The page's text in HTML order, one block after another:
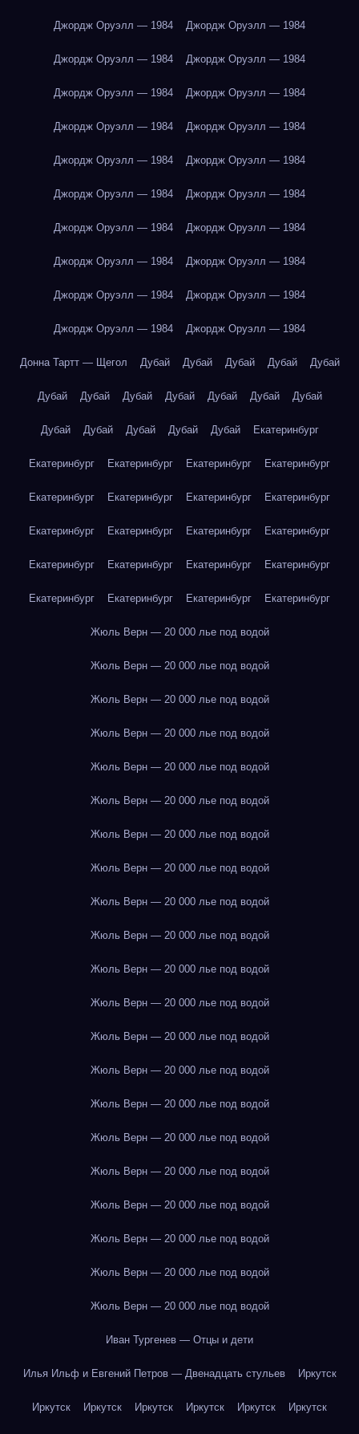
Джордж Оруэлл — 1984 Джордж Оруэлл — 1984
Джордж Оруэлл — 1984 Джордж Оруэлл — 1984
Джордж Оруэлл — 1984 Джордж Оруэлл — 1984
Джордж Оруэлл — 1984 Джордж Оруэлл — 1984
Джордж Оруэлл — 1984 Джордж Оруэлл — 1984
Джордж Оруэлл — 1984 Джордж Оруэлл — 1984
Джордж Оруэлл — 1984 Джордж Оруэлл — 1984
Джордж Оруэлл — 1984 Джордж Оруэлл — 1984
Джордж Оруэлл — 1984 Джордж Оруэлл — 1984
Джордж Оруэлл — 1984 Джордж Оруэлл — 1984
Донна Тартт — Щегол Дубай Дубай Дубай Дубай Дубай
Дубай Дубай Дубай Дубай Дубай Дубай Дубай
Дубай Дубай Дубай Дубай Дубай Екатеринбург
Екатеринбург Екатеринбург Екатеринбург Екатеринбург
Екатеринбург Екатеринбург Екатеринбург Екатеринбург
Екатеринбург Екатеринбург Екатеринбург Екатеринбург
Екатеринбург Екатеринбург Екатеринбург Екатеринбург
Екатеринбург Екатеринбург Екатеринбург Екатеринбург
Жюль Верн — 20 000 лье под водой
Жюль Верн — 20 000 лье под водой
Жюль Верн — 20 000 лье под водой
Жюль Верн — 20 000 лье под водой
Жюль Верн — 20 000 лье под водой
Жюль Верн — 20 000 лье под водой
Жюль Верн — 20 000 лье под водой
Жюль Верн — 20 000 лье под водой
Жюль Верн — 20 000 лье под водой
Жюль Верн — 20 000 лье под водой
Жюль Верн — 20 000 лье под водой
Жюль Верн — 20 000 лье под водой
Жюль Верн — 20 000 лье под водой
Жюль Верн — 20 000 лье под водой
Жюль Верн — 20 000 лье под водой
Жюль Верн — 20 000 лье под водой
Жюль Верн — 20 000 лье под водой
Жюль Верн — 20 000 лье под водой
Жюль Верн — 20 000 лье под водой
Жюль Верн — 20 000 лье под водой
Жюль Верн — 20 000 лье под водой
Иван Тургенев — Отцы и дети
Илья Ильф и Евгений Петров — Двенадцать стульев Иркутск
Иркутск Иркутск Иркутск Иркутск Иркутск Иркутск